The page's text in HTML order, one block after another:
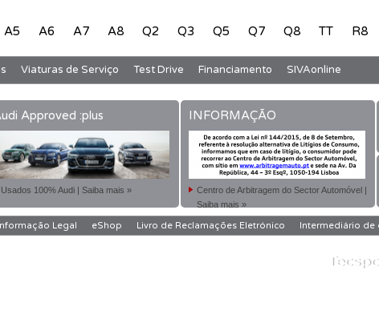
A5 A6 A7 A8 Q2 Q3 Q5 Q7 Q8 TT R8
Viaturas de Serviço Test Drive Financiamento SIVAonline
Approved :plus
Usados 100% Audi | Saiba mais »
INFORMAÇÃO
Centro de Arbitragem do Sector Automóvel |
Saiba mais »
Legal eShop Livro de Reclamações Eletrónico Intermediário de